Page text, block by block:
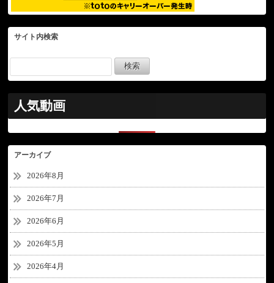
サイト内検索
人気動画
アーカイブ
2026年8月
2026年7月
2026年6月
2026年5月
2026年4月